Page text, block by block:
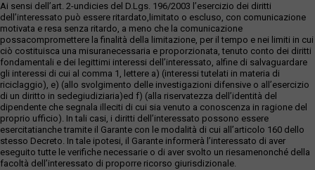
Ai sensi dell’art. 2-undicies del D.Lgs. 196/2003 l’esercizio dei diritti
dell’interessato può essere ritardato,limitato o escluso, con comunicazione
motivata e resa senza ritardo, a meno che la comunicazione
possacompromettere la finalità della limitazione, per il tempo e nei limiti in cui
ciò costituisca una misuranecessaria e proporzionata, tenuto conto dei diritti
fondamentali e dei legittimi interessi dell’interessato, alfine di salvaguardare
gli interessi di cui al comma 1, lettere a) (interessi tutelati in materia di
riciclaggio), e) (allo svolgimento delle investigazioni difensive o all’esercizio
di un diritto in sedegiudiziaria)ed f) (alla riservatezza dell’identità del
dipendente che segnala illeciti di cui sia venuto a conoscenza in ragione del
proprio ufficio). In tali casi, i diritti dell’interessato possono essere
esercitatianche tramite il Garante con le modalità di cui all’articolo 160 dello
stesso Decreto. In tale ipotesi, il Garante informerà l’interessato di aver
eseguito tutte le verifiche necessarie o di aver svolto un riesamenonché della
facoltà dell’interessato di proporre ricorso giurisdizionale.